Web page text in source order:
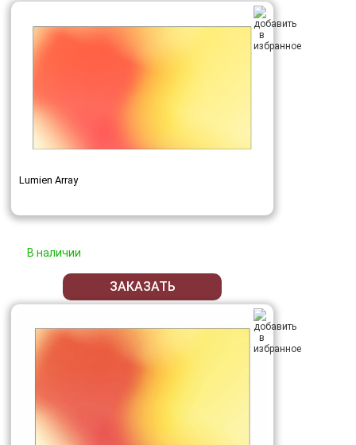
Lumien Array
В наличии
ЗАКАЗАТЬ